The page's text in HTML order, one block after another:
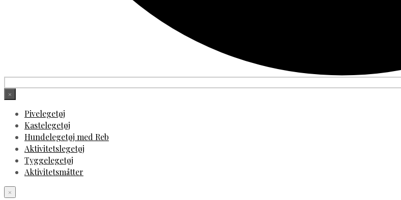
×
Pivelegetøj
Kastelegetøj
Hundelegetøj med Reb
Aktivitetslegetøj
Tyggelegetøj
Aktivitetsmåtter
×